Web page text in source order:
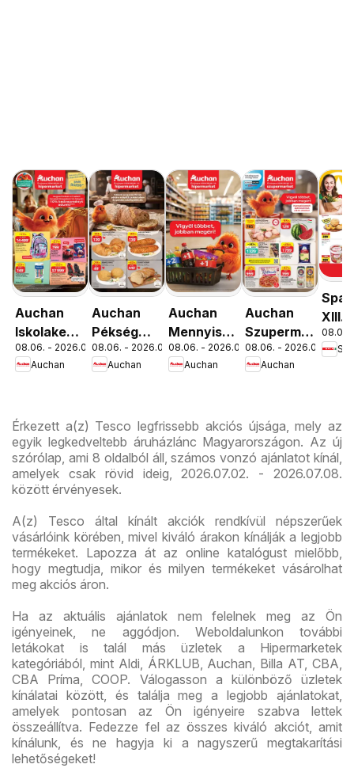
Auchan
Iskolakezdés
ajánlatok
08.06. - 2026.08.19.
Auchan
Auchan
Pékség
ajánlataink
08.06. - 2026.08.12.
Auchan
Auchan
Mennyiségi
kedvezmény
ajánlataink
08.06. - 2026.08.19.
Auchan
Auchan
Szupermarket
akciós
újság
08.06. - 2026.08.12.
Auchan
Spar
XIII.
út
08.06.
Érkezett a(z) Tesco legfrissebb akciós újsága, mely az
egyik legkedveltebb áruházlánc Magyarországon. Az új
szórólap, ami 8 oldalból áll, számos vonzó ajánlatot kínál,
amelyek csak rövid ideig, 2026.07.02. - 2026.07.08.
között érvényesek.
A(z) Tesco által kínált akciók rendkívül népszerűek
vásárlóink körében, mivel kiváló árakon kínálják a legjobb
termékeket. Lapozza át az online katalógust mielőbb,
hogy megtudja, mikor és milyen termékeket vásárolhat
meg akciós áron.
Ha az aktuális ajánlatok nem felelnek meg az Ön
igényeinek, ne aggódjon. Weboldalunkon további
letákokat is talál más üzletek a Hipermarketek
kategóriából, mint Aldi, ÁRKLUB, Auchan, Billa AT, CBA,
CBA Príma, COOP. Válogasson a különböző üzletek
kínálatai között, és találja meg a legjobb ajánlatokat,
amelyek pontosan az Ön igényeire szabva lettek
összeállítva. Fedezze fel az összes kiváló akciót, amit
kínálunk, és ne hagyja ki a nagyszerű megtakarítási
lehetőségeket!